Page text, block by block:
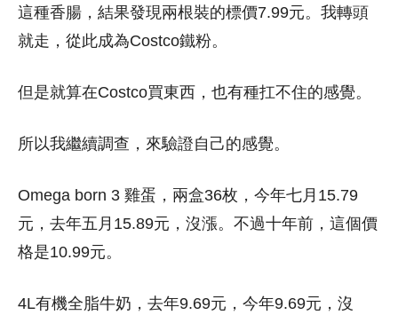
這種香腸，結果發現兩根裝的標價7.99元。我轉頭
就走，從此成為Costco鐵粉。
但是就算在Costco買東西，也有種扛不住的感覺。
所以我繼續調查，來驗證自己的感覺。
Omega born 3 雞蛋，兩盒36枚，今年七月15.79
元，去年五月15.89元，沒漲。不過十年前，這個價
格是10.99元。
4L有機全脂牛奶，去年9.69元，今年9.69元，沒